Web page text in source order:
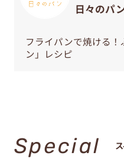
日々のパ
フライパンで焼ける
ン」レシピ
Special